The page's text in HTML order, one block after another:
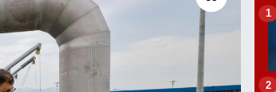
1
2